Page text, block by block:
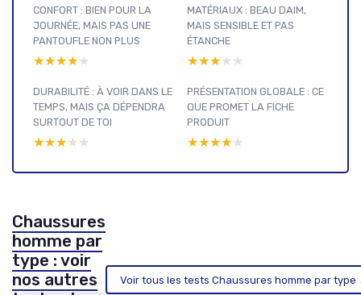
CONFORT : BIEN POUR LA
JOURNÉE, MAIS PAS UNE
PANTOUFLE NON PLUS
★★★★★
★★★★★
MATÉRIAUX : BEAU DAIM,
MAIS SENSIBLE ET PAS
ÉTANCHE
★★★★★
★★★★★
DURABILITÉ : À VOIR DANS LE
TEMPS, MAIS ÇA DÉPENDRA
SURTOUT DE TOI
★★★★★
★★★★★
PRÉSENTATION GLOBALE : CE
QUE PROMET LA FICHE
PRODUIT
★★★★★
★★★★★
Chaussures
homme par
type : voir
nos autres
Voir tous les tests Chaussures homme par